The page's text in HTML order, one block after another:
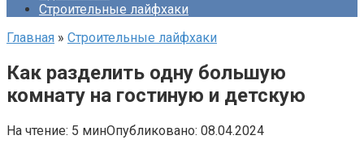
Строительные лайфхаки
Главная » Строительные лайфхаки
Как разделить одну большую
комнату на гостиную и детскую
На чтение: 5 минОпубликовано: 08.04.2024